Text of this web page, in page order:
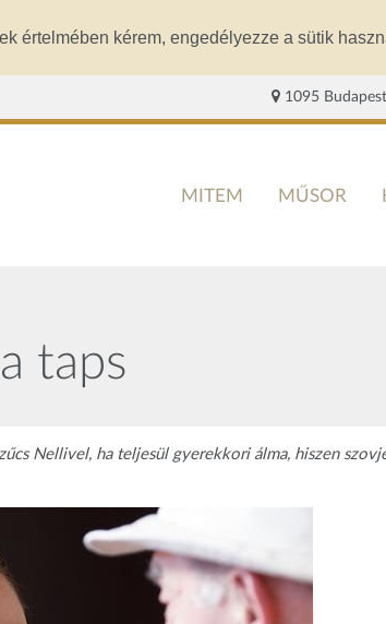
értelmében kérem, engedélyezze a sütik
1095
MITEM MŰSOR
taps
Nellivel, ha teljesül gyerekkori álma, hiszen